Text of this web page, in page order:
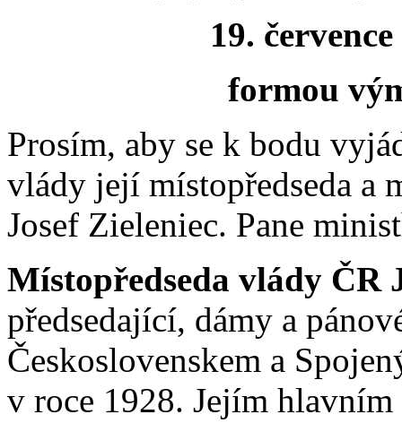
19.
formou
Prosím, aby se k bodu
vlády její místopředseda a
Josef Zieleniec. Pane
Místopředseda vlády ČR
předsedající, dámy a
Československem a
v roce 1928. Jejím